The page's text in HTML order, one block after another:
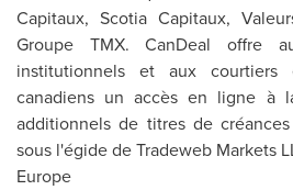
Capitaux, Scotia Capitaux,
Groupe TMX. CanDeal offre
institutionnels et aux courtiers
canadiens un accès en ligne à
additionnels de titres de
sous l'égide de Tradeweb Markets
Europe